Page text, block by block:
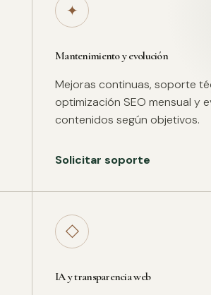
✦
Mantenimiento y evolución
Mejoras continuas, soporte
optimización SEO mensual y
contenidos según objetivos.
Solicitar soporte
◇
IA y transparencia web